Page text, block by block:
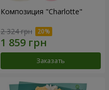
Композиция "Charlotte"
2 324 грн
Заказать